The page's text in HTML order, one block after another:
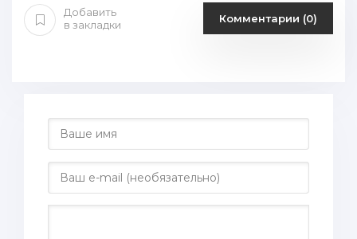
Добавить
в закладки
Комментарии (0)